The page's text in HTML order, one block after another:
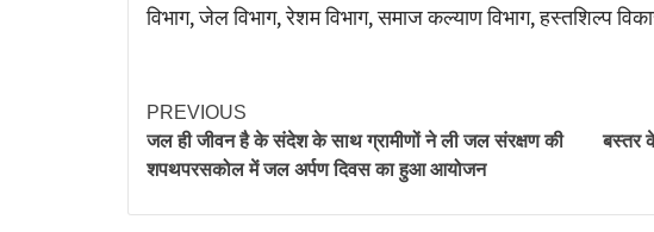
विभाग, जेल विभाग, रेशम विभाग, समाज कल्याण विभाग, हस्तशिल्प
PREVIOUS
जल ही जीवन है के संदेश के साथ ग्रामीणों ने ली जल संरक्षण की
शपथपरसकोल में जल अर्पण दिवस का हुआ आयोजन
बस्तर